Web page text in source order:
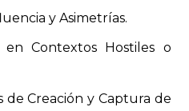
y Asimetrías.
en Contextos Hostiles o
de Creación y Captura de